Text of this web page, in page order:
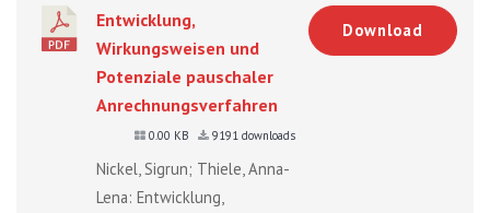
Entwicklung,
Wirkungsweisen und
Potenziale pauschaler
Anrechnungsverfahren
0.00 KB 9191 downloads
Nickel, Sigrun; Thiele, Anna-
Lena: Entwicklung,
Download